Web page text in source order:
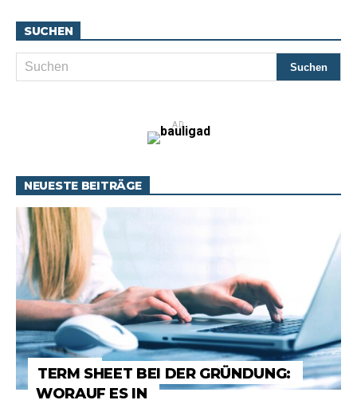
SUCHEN
AD
NEUESTE BEITRÄGE
TERM SHEET BEI DER GRÜNDUNG:
WORAUF ES IN